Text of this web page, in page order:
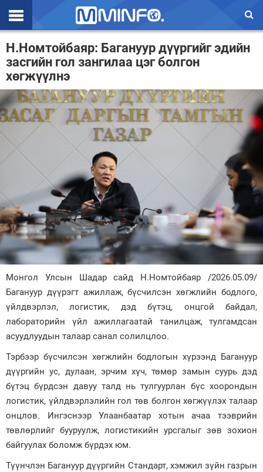
Эхлэл
Цаг агаар
Валют ханш
Улс төр
Эдийн засаг
Үзэл бодол
Нийгэм
Дэлхий
Энтертайнмэнт
Зурхай
Н.Номтойбаяр: Багануур дүүргийг эдийн
засгийн гол зангилаа цэг болгон
хөгжүүлнэ
Монгол Улсын Шадар сайд Н.Номтойбаяр /2026.05.09/
Багануур дүүрэгт ажиллаж, бүсчилсэн хөгжлийн бодлого,
үйлдвэрлэл, логистик, дэд бүтэц, онцгой байдал,
лабораторийн үйл ажиллагаатай танилцаж, тулгамдсан
асуудлуудын талаар санал солилцлоо.
Тэрбээр бүсчилсэн хөгжлийн бодлогын хүрээнд Багануур
дүүргийн ус, дулаан, эрчим хүч, төмөр замын суурь дэд
бүтэц бүрдсэн давуу талд нь тулгуурлан бүс хоорондын
логистик, үйлдвэрлэлийн гол төв болгон хөгжүүлэх талаар
онцлов. Ингэснээр Улаанбаатар хотын ачаа тээврийн
төвлөрлийг бууруулж, логистикийн урсгалыг зөв зохион
байгуулах боломж бүрдэх юм.
Түүнчлэн Багануур дүүргийн Стандарт, хэмжил зүйн газрын